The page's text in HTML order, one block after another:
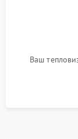
Ваш